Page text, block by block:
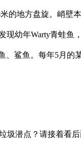
地方盘旋。峭壁
幼年Warty青蛙
鲨鱼。每年5月的
圾潜点？请接着看后